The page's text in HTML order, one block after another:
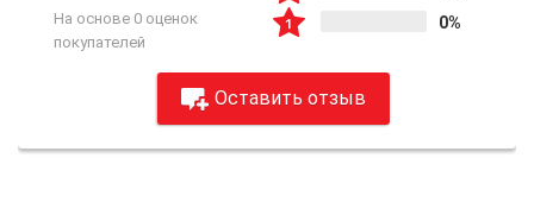
На основе 0 оценок
покупателей
0%
Оставить отзыв